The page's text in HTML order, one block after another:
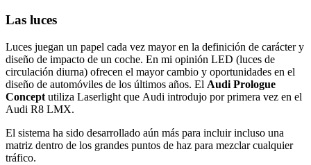
Las luces
Luces juegan un papel cada vez mayor en la definición de carácter y
diseño de impacto de un coche. En mi opinión LED (luces de
circulación diurna) ofrecen el mayor cambio y oportunidades en el
diseño de automóviles de los últimos años. El Audi Prologue
Concept utiliza Laserlight que Audi introdujo por primera vez en el
Audi R8 LMX.
El sistema ha sido desarrollado aún más para incluir incluso una
matriz dentro de los grandes puntos de haz para mezclar cualquier
tráfico.